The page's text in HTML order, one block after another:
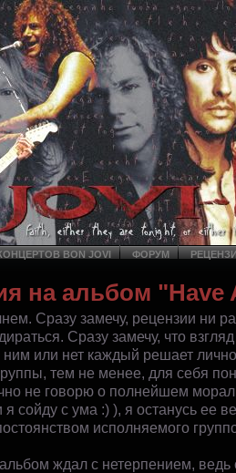
BON JOVI ФОРУМ
на альбом
Сразу замечу, рецензии ни
Сразу замечу, что
ним или нет каждый решает
тем не менее, для себя
не говорю о полнейшем
сойду с ума :) ), я останусь ее
исполняемого
ждал с нетерпением,